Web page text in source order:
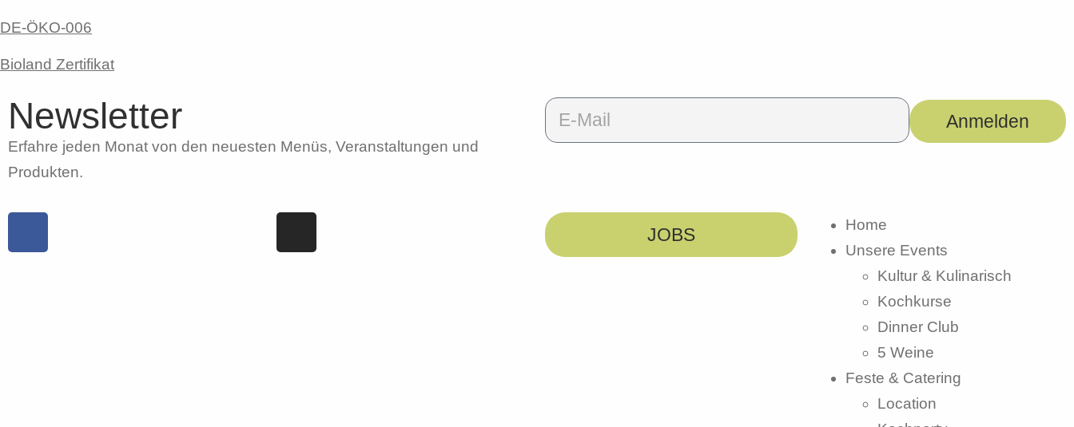
DE-ÖKO-006
Bioland Zertifikat
Newsletter
Erfahre jeden Monat von den neuesten Menüs, Veranstaltungen und
Produkten.
Anmelden
JOBS
Home
Unsere Events
Kultur & Kulinarisch
Kochkurse
Dinner Club
5 Weine
Feste & Catering
Location